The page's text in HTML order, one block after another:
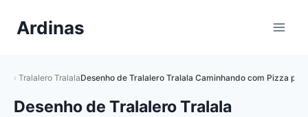
paraArdinas
Tralalero TralalaDesenho de Tralalero Tralala Caminhando com Pizza
Desenho de Tralalero Tralala